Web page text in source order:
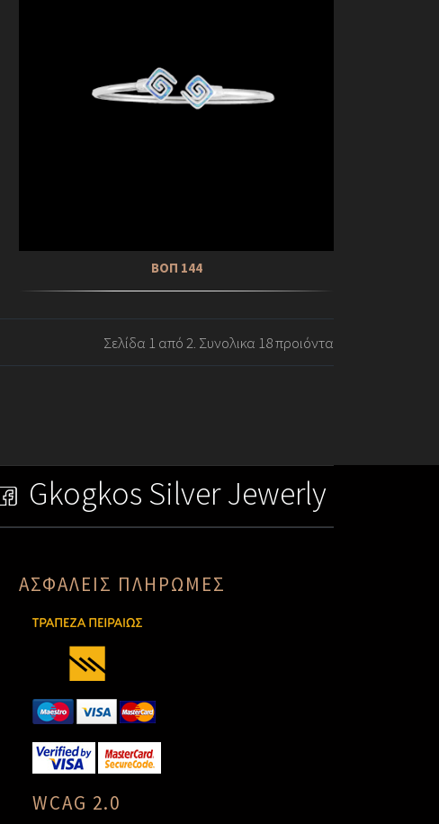
ΒΟΠ 144
Σελίδα 1 από 2. Συνολικα 18 προιόντα
Gkogkos Silver Jewerly
ΑΣΦΑΛΕΙΣ ΠΛΗΡΩΜΕΣ
WCAG 2.0